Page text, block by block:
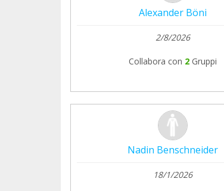
Alexander Böni
2/8/2026
Collabora con 2 Gruppi
Nadin Benschneider
18/1/2026